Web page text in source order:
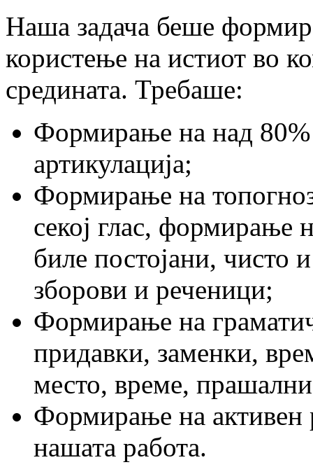
Наша задача беше
користење на истиот во
средината. Требаше:
Формирање на над 80%
артикулација;
Формирање на
секој глас, формирање
биле постојани, чисто
зборови и реченици;
Формирање на
придавки, заменки,
место, време,
Формирање на активен
нашата работа.